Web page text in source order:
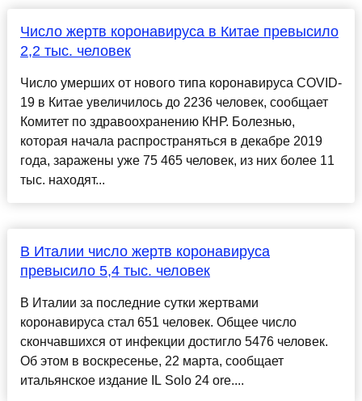
Число жертв коронавируса в Китае превысило
2,2 тыс. человек
Число умерших от нового типа коронавируса COVID-
19 в Китае увеличилось до 2236 человек, сообщает
Комитет по здравоохранению КНР. Болезнью,
которая начала распространяться в декабре 2019
года, заражены уже 75 465 человек, из них более 11
тыс. находят...
В Италии число жертв коронавируса
превысило 5,4 тыс. человек
В Италии за последние сутки жертвами
коронавируса стал 651 человек. Общее число
скончавшихся от инфекции достигло 5476 человек.
Об этом в воскресенье, 22 марта, сообщает
итальянское издание IL Solo 24 ore....